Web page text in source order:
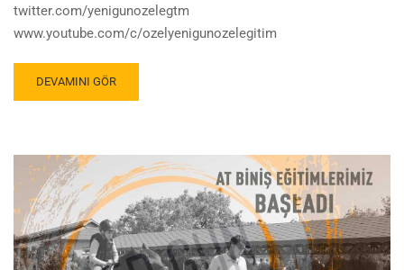
twitter.com/yenigunozelegtm
www.youtube.com/c/ozelyenigunozelegitim
DEVAMINI GÖR